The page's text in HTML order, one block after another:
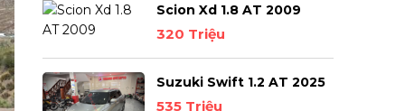
Scion Xd 1.8 AT 2009
320 Triệu
Suzuki Swift 1.2 AT 2025
535 Triệu